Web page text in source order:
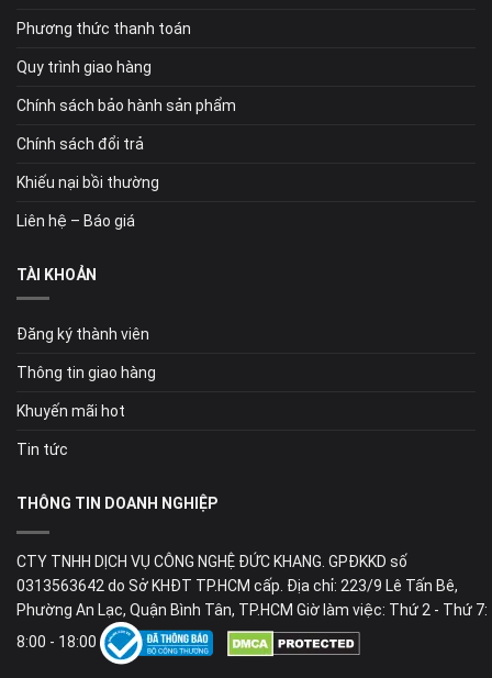
Phương thức thanh toán
Quy trình giao hàng
Chính sách bảo hành sản phẩm
Chính sách đổi trả
Khiếu nại bồi thường
Liên hệ – Báo giá
TÀI KHOẢN
Đăng ký thành viên
Thông tin giao hàng
Khuyến mãi hot
Tin tức
THÔNG TIN DOANH NGHIỆP
CTY TNHH DỊCH VỤ CÔNG NGHỆ ĐỨC KHANG. GPĐKKD số
0313563642 do Sở KHĐT TP.HCM cấp. Địa chỉ: 223/9 Lê Tấn Bê,
Phường An Lạc, Quận Bình Tân, TP.HCM Giờ làm việc: Thứ 2 - Thứ 7:
8:00 - 18:00